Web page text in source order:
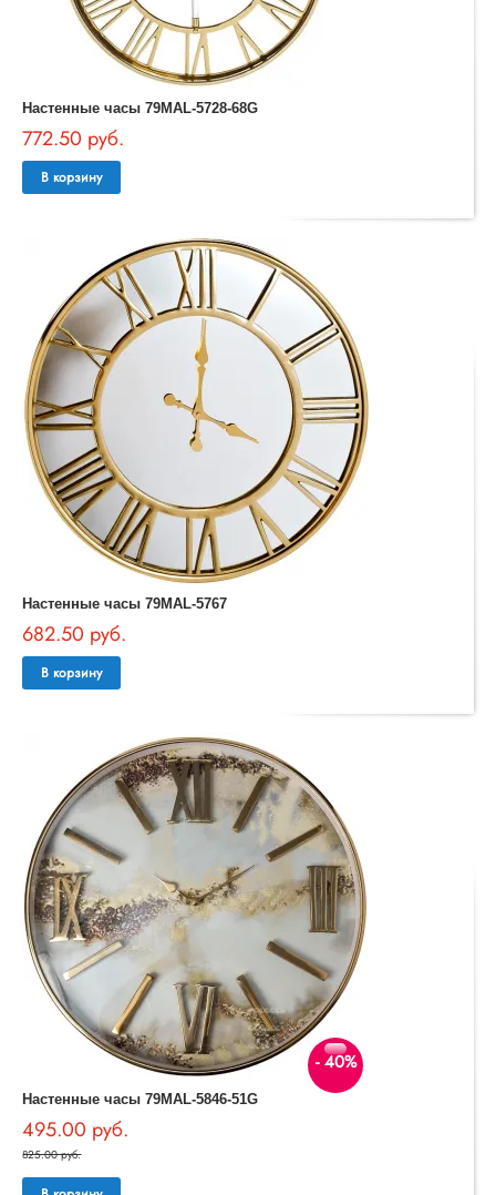
Настенные часы 79MAL-5728-68G
772.50 руб.
В корзину
Настенные часы 79MAL-5767
682.50 руб.
В корзину
- 40%
Настенные часы 79MAL-5846-51G
495.00 руб.
825.00 руб.